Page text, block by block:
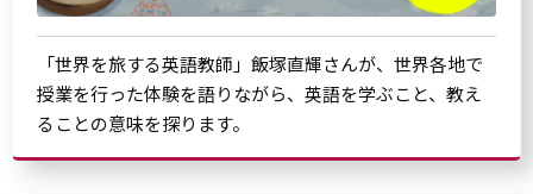
「世界を旅する英語教師」飯塚直輝さんが、世界各地で
授業を行った体験を語りながら、英語を学ぶこと、教え
ることの意味を探ります。